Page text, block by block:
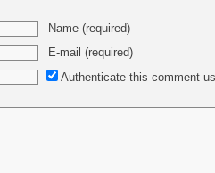
Name (required)
E-mail (required)
Authenticate this comment